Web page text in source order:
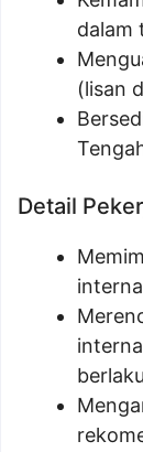
dalam
(lisan
Detail
berlaku